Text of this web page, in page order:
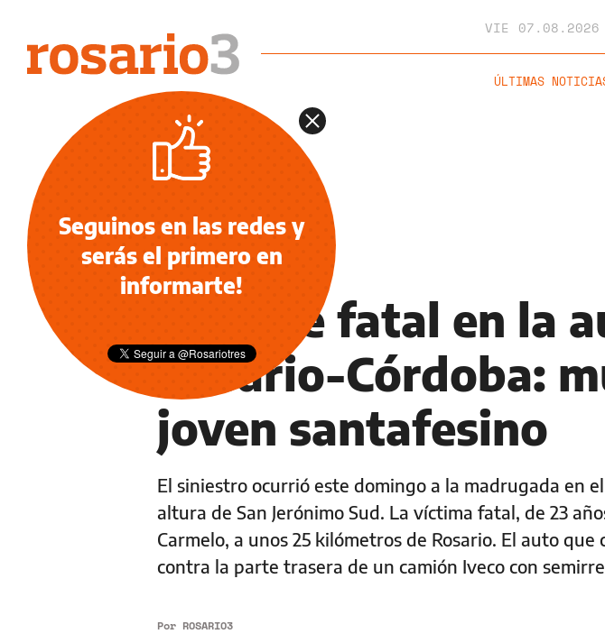
VIE 07.08.2026
ÚLTIMAS
INFORMACIÓN GENERAL
Choque fatal en la
Rosario-Córdoba:
joven santafesino
El siniestro ocurrió este domingo a la madrugada en
altura de San Jerónimo Sud. La víctima fatal, de 23
Carmelo, a unos 25 kilómetros de Rosario. El auto
contra la parte trasera de un camión Iveco con
Por ROSARIO3
Seguinos en las redes y
serás el primero en
informarte!